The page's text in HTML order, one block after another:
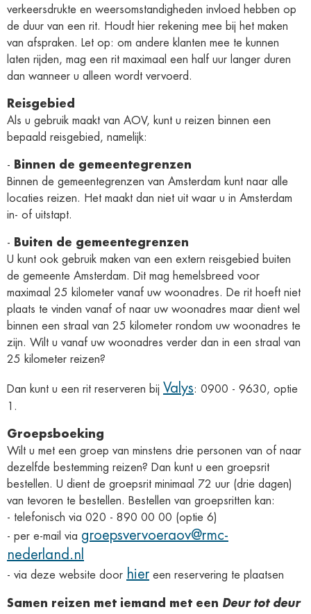
verkeersdrukte en weersomstandigheden invloed hebben op
de duur van een rit. Houdt hier rekening mee bij het maken
van afspraken. Let op: om andere klanten mee te kunnen
laten rijden, mag een rit maximaal een half uur langer duren
dan wanneer u alleen wordt vervoerd.
Reisgebied
Als u gebruik maakt van AOV, kunt u reizen binnen een
bepaald reisgebied, namelijk:
-
Binnen de gemeentegrenzen
Binnen de gemeentegrenzen van Amsterdam kunt naar alle
locaties reizen. Het maakt dan niet uit waar u in Amsterdam
in- of uitstapt.
-
Buiten de gemeentegrenzen
U kunt ook gebruik maken van een extern reisgebied buiten
de gemeente Amsterdam. Dit mag hemelsbreed voor
maximaal 25 kilometer vanaf uw woonadres. De rit hoeft niet
plaats te vinden vanaf of naar uw woonadres maar dient wel
binnen een straal van 25 kilometer rondom uw woonadres te
zijn. Wilt u vanaf uw woonadres verder dan in een straal van
25 kilometer reizen?
Dan kunt u een rit reserveren bij Valys: 0900 - 9630, optie
1.
Groepsboeking
Wilt u met een groep van minstens drie personen van of naar
dezelfde bestemming reizen? Dan kunt u een groepsrit
bestellen. U dient de groepsrit minimaal 72 uur (drie dagen)
van tevoren te bestellen. Bestellen van groepsritten kan:
- telefonisch via 020 - 890 00 00 (optie 6)
- per e-mail via groepsvervoeraov@rmc-
nederland.nl
- via deze website door hier een reservering te plaatsen
Samen reizen met iemand met een Deur tot deur